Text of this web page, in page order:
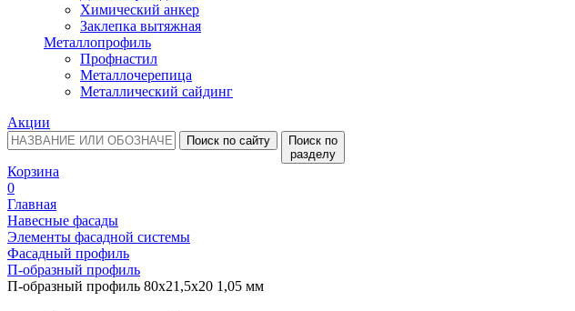
Химический анкер
Заклепка вытяжная
Металлопрофиль
Профнастил
Металлочерепица
Металлический сайдинг
Акции
Поиск по сайту
Поиск по
разделу
Корзина
0
Главная
Навесные фасады
Элементы фасадной системы
Фасадный профиль
П-образный профиль
П-образный профиль 80х21,5х20 1,05 мм